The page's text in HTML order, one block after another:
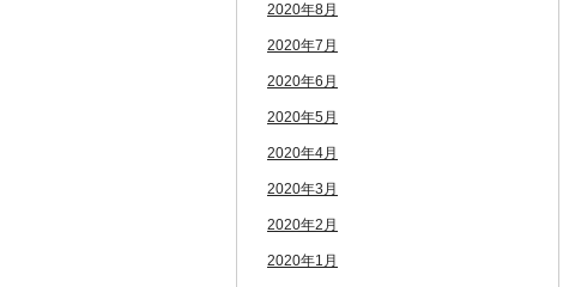
2020年8月
2020年7月
2020年6月
2020年5月
2020年4月
2020年3月
2020年2月
2020年1月